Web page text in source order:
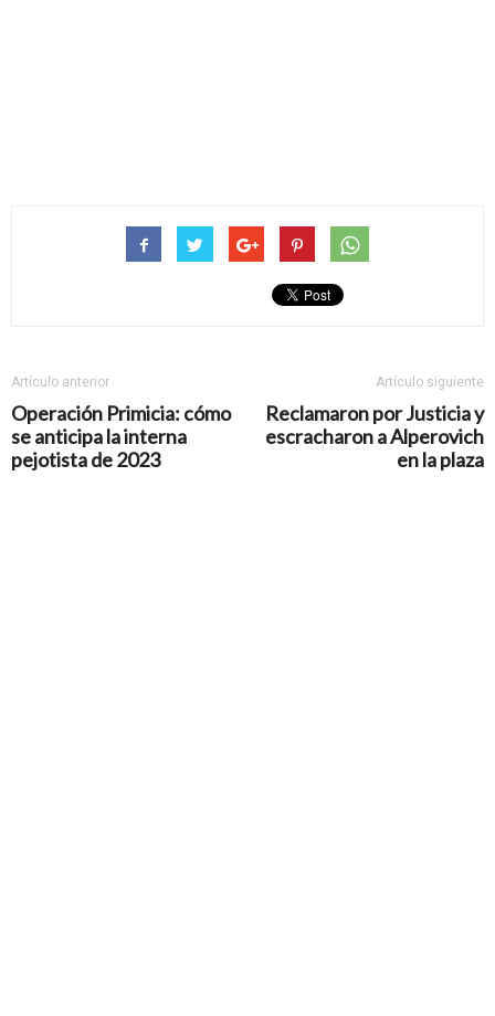
Artículo anterior
Operación Primicia: cómo
se anticipa la interna
pejotista de 2023
Artículo siguiente
Reclamaron por Justicia y
escracharon a Alperovich
en la plaza